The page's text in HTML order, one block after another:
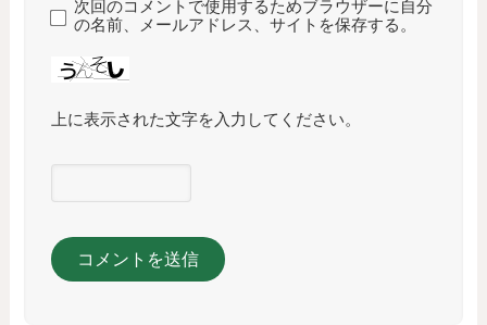
次回のコメントで使用するためブラウザーに自分
の名前、メールアドレス、サイトを保存する。
上に表示された文字を入力してください。